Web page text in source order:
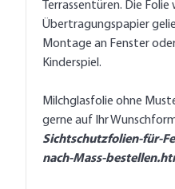
Terrassentüren. Die
Übertragungspapier
Montage an Fenster
Kinderspiel.
Milchglasfolie ohne
gerne auf Ihr
Sichtschutzfolien-für-
nach-Mass-